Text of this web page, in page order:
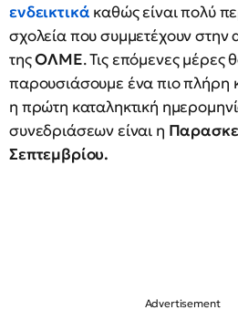
ενδεικτικά καθώς είναι πολύ
σχολεία που συμμετέχουν στην
τηςΟΛΜΕ. Τις επόμενες μέρες
παρουσιάσουμε ένα πιο πλήρη
η πρώτη καταληκτική
συνεδριάσεων είναι η
Σεπτεμβρίου.